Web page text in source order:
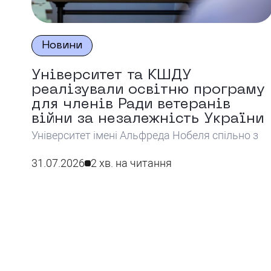
Новини
Університет та КШДУ
реалізували освітню програму
для членів Ради ветеранів
війни за незалежність України
Університет імені Альфреда Нобеля спільно з
Ради ветеранів війни за незалежність України,
31.07.2026 2 хв. на читання